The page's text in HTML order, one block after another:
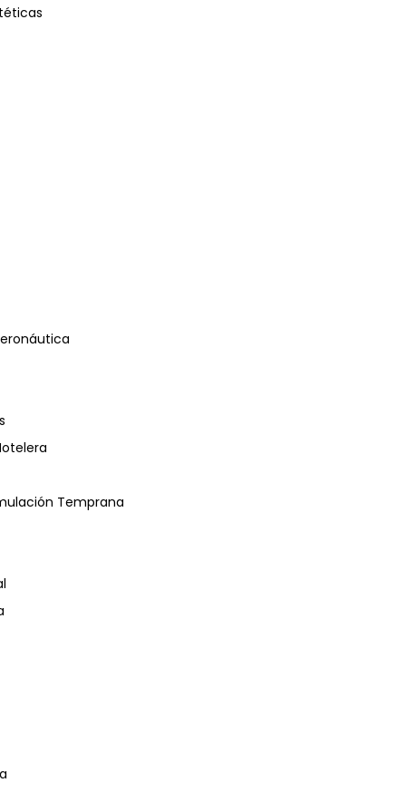
Temprana
Deportiva- Personal Trainig